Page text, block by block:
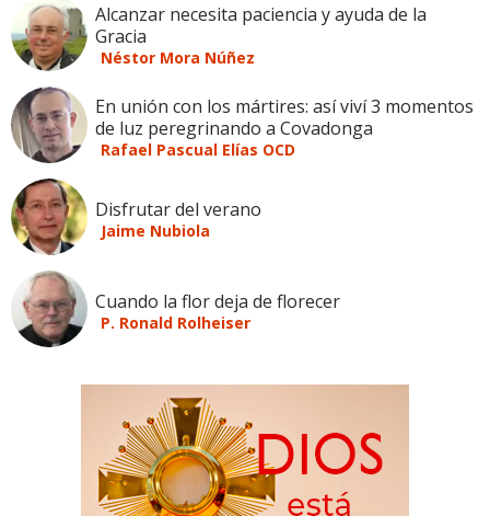
Alcanzar necesita paciencia y ayuda de la
Gracia
Néstor Mora Núñez
En unión con los mártires: así viví 3 momentos
de luz peregrinando a Covadonga
Rafael Pascual Elías OCD
Disfrutar del verano
Jaime Nubiola
Cuando la flor deja de florecer
P. Ronald Rolheiser